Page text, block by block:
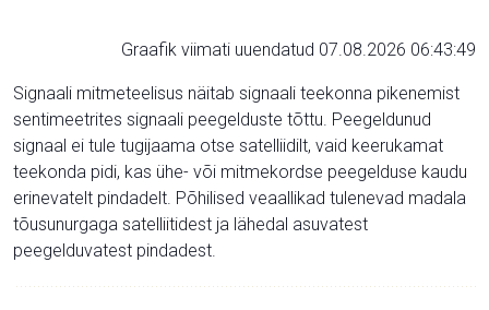
Graafik viimati uuendatud 07.08.2026 06:43:49
Signaali mitmeteelisus näitab signaali teekonna pikenemist
sentimeetrites signaali peegelduste tõttu. Peegeldunud
signaal ei tule tugijaama otse satelliidilt, vaid keerukamat
teekonda pidi, kas ühe- või mitmekordse peegelduse kaudu
erinevatelt pindadelt. Põhilised veaallikad tulenevad madala
tõusunurgaga satelliitidest ja lähedal asuvatest
peegelduvatest pindadest.